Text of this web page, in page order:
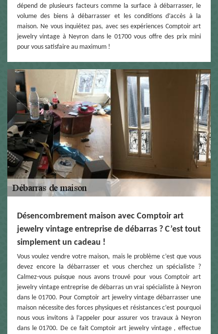
dépend de plusieurs facteurs comme la surface à débarrasser, le
volume des biens à débarrasser et les conditions d’accès à la
maison. Ne vous inquiétez pas, avec ses expériences Comptoir art
jewelry vintage à Neyron dans le 01700 vous offre des prix mini
pour vous satisfaire au maximum !
Désencombrement maison avec Comptoir art
jewelry vintage entreprise de débarras ? C’est tout
simplement un cadeau !
Vous voulez vendre votre maison, mais le problème c’est que vous
devez encore la débarrasser et vous cherchez un spécialiste ?
Calmez-vous puisque nous avons trouvé pour vous Comptoir art
jewelry vintage entreprise de débarras un vrai spécialiste à Neyron
dans le 01700. Pour Comptoir art jewelry vintage débarrasser une
maison nécessite des forces physiques et résistances c’est pourquoi
nous vous invitons à l’appeler pour assurer vos travaux à Neyron
dans le 01700. De ce fait Comptoir art jewelry vintage , effectue